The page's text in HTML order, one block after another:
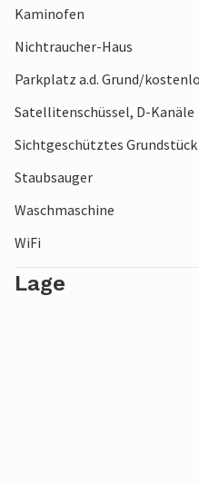
Kaminofen
Nichtraucher-Haus
Parkplatz a.d. Grund/
Satellitenschüssel, D-Kanäle
Sichtgeschütztes Grundstück
Staubsauger
Waschmaschine
WiFi
Lage